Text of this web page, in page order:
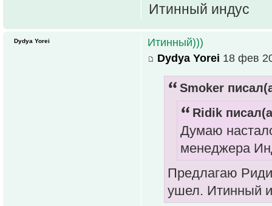
Итинный индус
Итинный)))
Dydya Yorei 18 фев
Smoker
Ridik
Думаю
менеджера
Предлагаю
ушел. Итинный
Dydya Yorei